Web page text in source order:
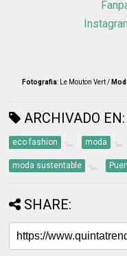
Fotografia: Le Mouton Vert /
ARCHIVADO EN:
eco fashion moda
moda sustentable
SHARE: